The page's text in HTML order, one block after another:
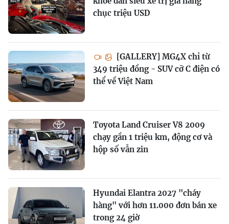
chục triệu USD
[GALLERY] MG4X chỉ từ
349 triệu đồng - SUV cỡ C điện có
thể về Việt Nam
Toyota Land Cruiser V8 2009
chạy gần 1 triệu km, động cơ và
hộp số vẫn zin
Hyundai Elantra 2027 "cháy
hàng" với hơn 11.000 đơn bán xe
trong 24 giờ